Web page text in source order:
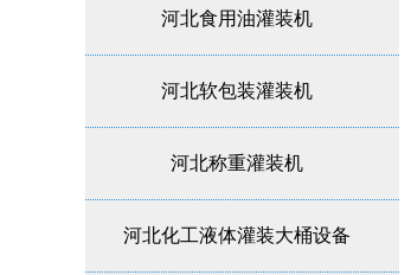
河北食用油灌装机
河北软包装灌装机
河北称重灌装机
河北化工液体灌装大桶设备